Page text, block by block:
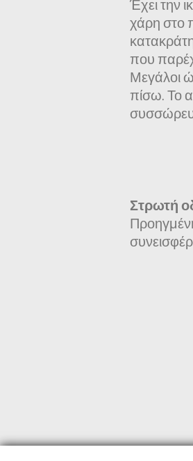
χάρη στο
που
Μεγάλοι
πίσω. Το
Στρωτή